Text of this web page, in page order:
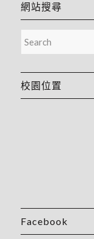
網站搜尋
校園位置
Facebook